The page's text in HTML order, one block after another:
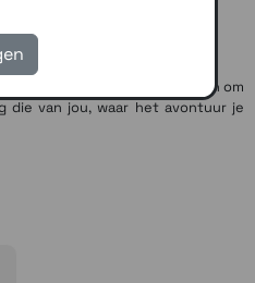
smartwatch die is ontworpen om
die van jou, waar het avontuur je